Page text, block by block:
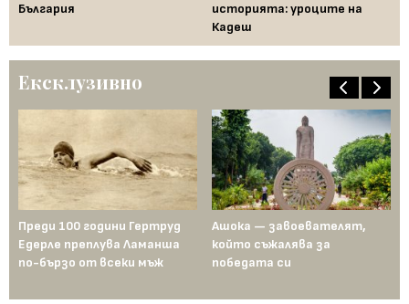
България
историята: уроците на
Кадеш
Ексклузивно
Преди 100 години Гертруд
Едерле преплува Ламанша
по-бързо от всеки мъж
Ашока — завоевателят,
който съжалява за
победата си